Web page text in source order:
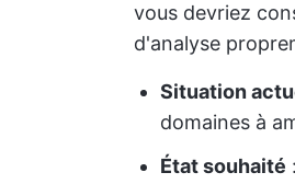
vous devriez
d'analyse
Situation
domaines à
État souhaité